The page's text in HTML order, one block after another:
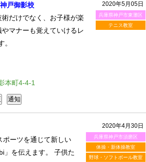
2020年5月05日
兵庫県神戸市東灘区
テニス教室
戸御影校
だけでなく、お子様が楽
やマナーも覚えていけるレ
。
本町4-4-1
2020年4月30日
兵庫県神戸市須磨区
体操・新体操教室
野球・ソフトボール教室
ポーツを通じて新しい
」を伝えます。 子供た